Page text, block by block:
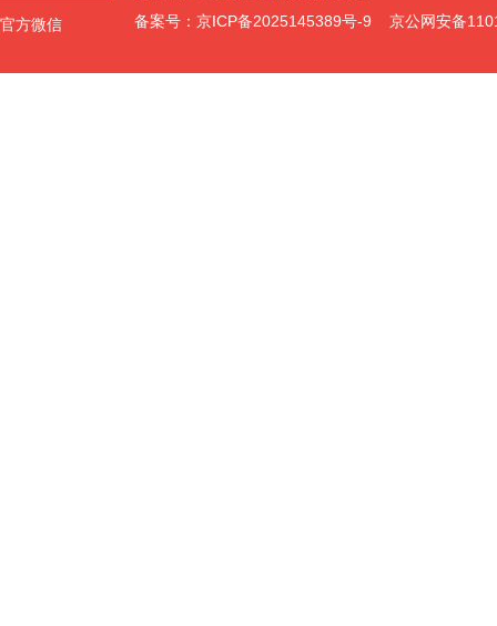
官方微信
备案号： 京ICP备2025145389号-9 京公网安备